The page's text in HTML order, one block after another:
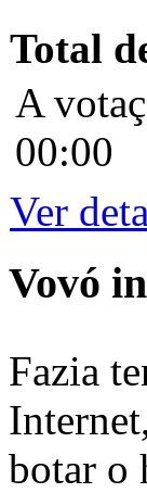
Total
A
00:00
Ver
Vovó
Fazia
botar o